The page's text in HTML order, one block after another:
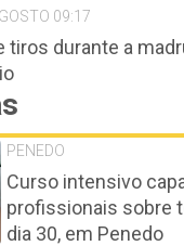
09:17
tiros durante a
PENEDO
Curso intensivo
profissionais sobre
dia 30, em Penedo